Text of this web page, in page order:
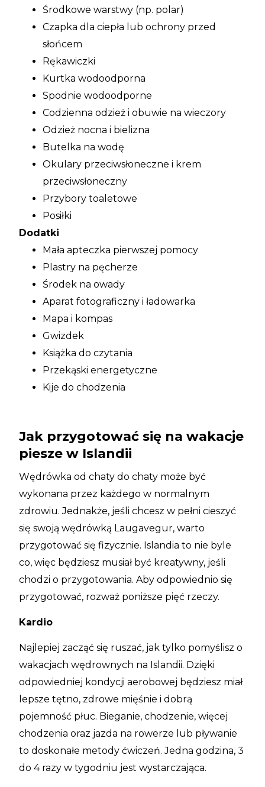
Środkowe warstwy (np. polar)
Czapka dla ciepła lub ochrony przed
słońcem
Rękawiczki
Kurtka wodoodporna
Spodnie wodoodporne
Codzienna odzież i obuwie na wieczory
Odzież nocna i bielizna
Butelka na wodę
Okulary przeciwsłoneczne i krem
przeciwsłoneczny
Przybory toaletowe
Posiłki
Dodatki
Mała apteczka pierwszej pomocy
Plastry na pęcherze
Środek na owady
Aparat fotograficzny i ładowarka
Mapa i kompas
Gwizdek
Książka do czytania
Przekąski energetyczne
Kije do chodzenia
Jak przygotować się na wakacje
piesze w Islandii
Wędrówka od chaty do chaty może być
wykonana przez każdego w normalnym
zdrowiu. Jednakże, jeśli chcesz w pełni cieszyć
się swoją wędrówką Laugavegur, warto
przygotować się fizycznie. Islandia to nie byle
co, więc będziesz musiał być kreatywny, jeśli
chodzi o przygotowania. Aby odpowiednio się
przygotować, rozważ poniższe pięć rzeczy.
Kardio
Najlepiej zacząć się ruszać, jak tylko pomyślisz o
wakacjach wędrownych na Islandii. Dzięki
odpowiedniej kondycji aerobowej będziesz miał
lepsze tętno, zdrowe mięśnie i dobrą
pojemność płuc. Bieganie, chodzenie, więcej
chodzenia oraz jazda na rowerze lub pływanie
to doskonałe metody ćwiczeń. Jedna godzina, 3
do 4 razy w tygodniu jest wystarczająca.